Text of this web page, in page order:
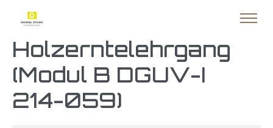
Holzerntelehrgang
(Modul B DGUV-I
214-059)